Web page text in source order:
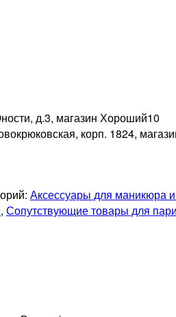
д.3, магазин Хороший10
корп. 1824,
Аксессуары для маникюра
, Сопутствующие товары для